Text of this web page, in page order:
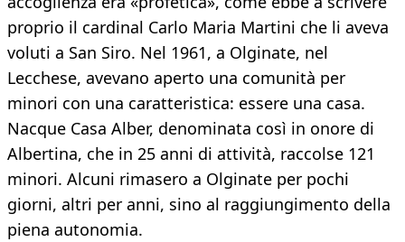
proprio il cardinal Carlo Maria Martini che li aveva
voluti a San Siro. Nel 1961, a Olginate, nel
Lecchese, avevano aperto una comunità per
minori con una caratteristica: essere una casa.
Nacque Casa Alber, denominata così in onore di
Albertina, che in 25 anni di attività, raccolse 121
minori. Alcuni rimasero a Olginate per pochi
giorni, altri per anni, sino al raggiungimento della
piena autonomia.